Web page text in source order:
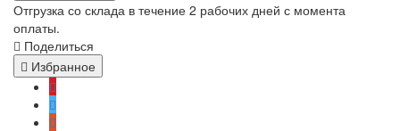
Отгрузка со склада в течение 2 рабочих дней с момента
оплаты.
Поделиться
Избранное